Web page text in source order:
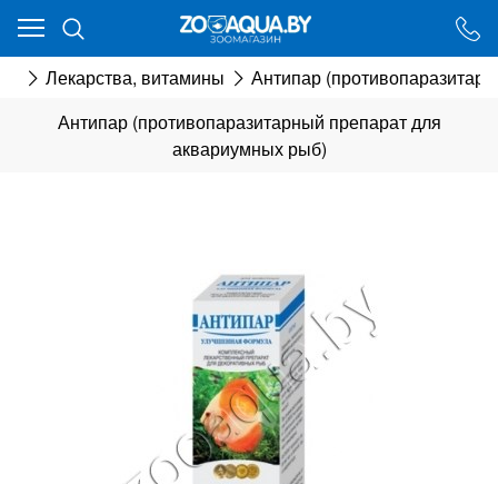
Лекарства, витамины
Антипар
Антипар (противопаразитарный препарат для
аквариумных рыб)
Ваш город - Минск,
ДА НЕТ